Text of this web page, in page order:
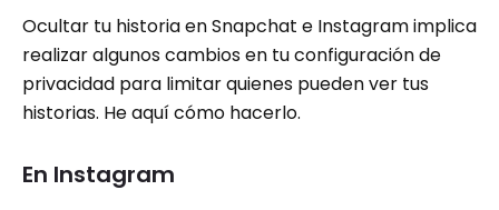
Ocultar tu historia en Snapchat e Instagram implica
realizar algunos cambios en tu configuración de
privacidad para limitar quienes pueden ver tus
historias. He aquí cómo hacerlo.
En Instagram